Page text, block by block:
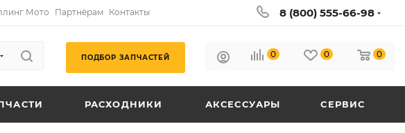
Мото Партнёрам Контакты 8 (800) 555-66-98
ПОДБОР ЗАПЧАСТЕЙ 0 0 0
РАСХОДНИКИ АКСЕССУАРЫ СЕРВИС